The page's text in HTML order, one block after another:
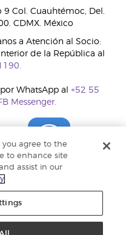
9 Col. Cuauhtémoc, Del.
CDMX. México
a Atención al Socio:
de la República al
WhatsApp al +52 55
Messenger.
you agree to the
to enhance site
assist in our